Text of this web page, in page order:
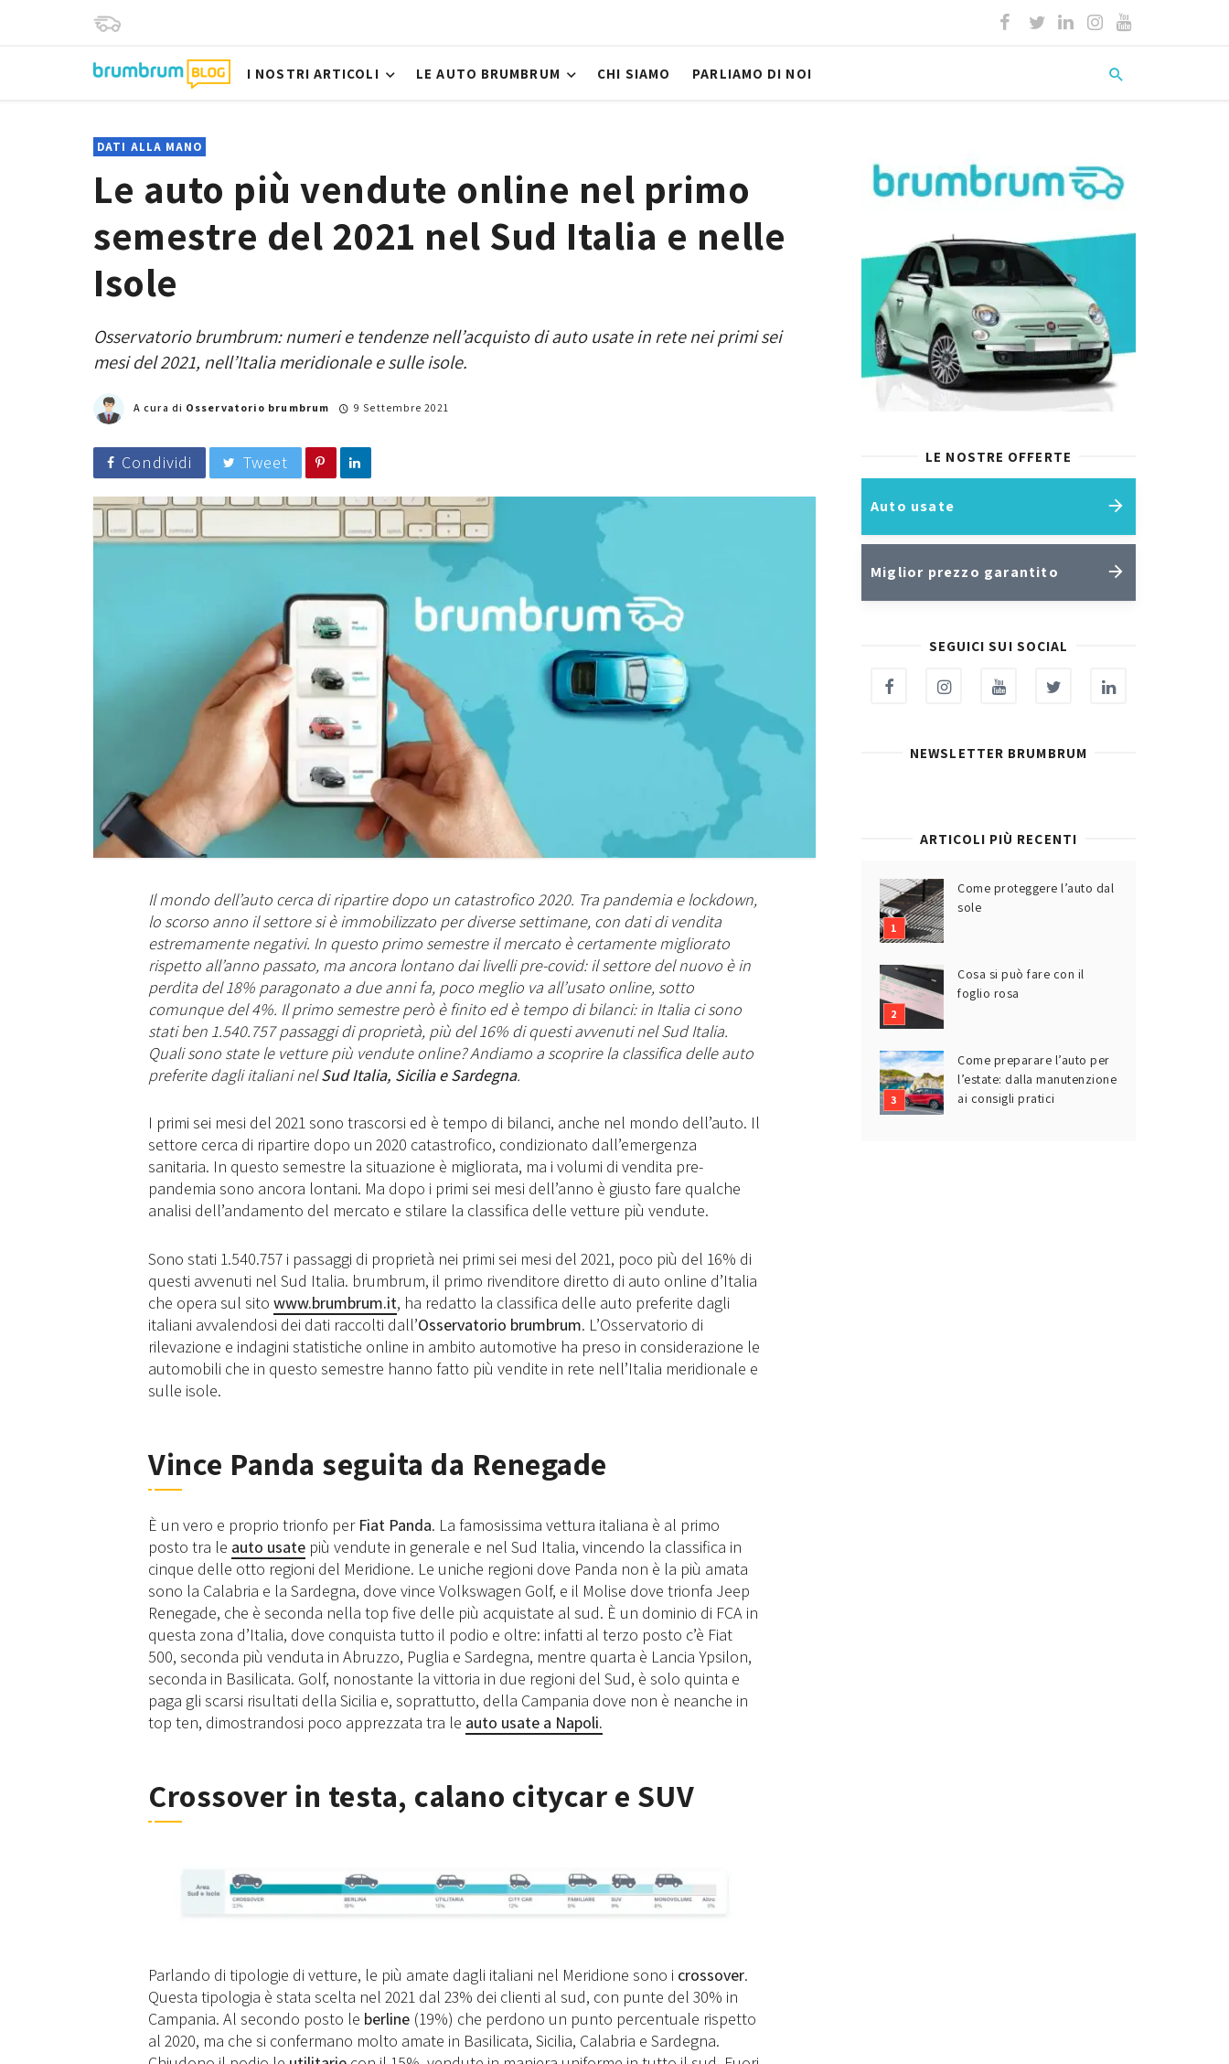
I NOSTRI ARTICOLI LE AUTO BRUMBRUM CHI SIAMO PARLIAMO DI NOI
DATI ALLA MANO
Le auto più vendute online nel primo
semestre del 2021 nel Sud Italia e nelle
Isole
Osservatorio brumbrum: numeri e tendenze nell’acquisto di auto usate in rete nei primi sei
mesi del 2021, nell’Italia meridionale e sulle isole.
A cura di Osservatorio brumbrum 9 Settembre 2021
Condividi Tweet
Il mondo dell’auto cerca di ripartire dopo un catastrofico 2020. Tra pandemia e lockdown,
lo scorso anno il settore si è immobilizzato per diverse settimane, con dati di vendita
estremamente negativi. In questo primo semestre il mercato è certamente migliorato
rispetto all’anno passato, ma ancora lontano dai livelli pre-covid: il settore del nuovo è in
perdita del 18% paragonato a due anni fa, poco meglio va all’usato online, sotto
comunque del 4%. Il primo semestre però è finito ed è tempo di bilanci: in Italia ci sono
stati ben 1.540.757 passaggi di proprietà, più del 16% di questi avvenuti nel Sud Italia.
Quali sono state le vetture più vendute online? Andiamo a scoprire la classifica delle auto
preferite dagli italiani nelSud Italia, Sicilia e Sardegna.
I primi sei mesi del 2021 sono trascorsi ed è tempo di bilanci, anche nel mondo dell’auto. Il
settore cerca di ripartire dopo un 2020 catastrofico, condizionato dall’emergenza
sanitaria. In questo semestre la situazione è migliorata, ma i volumi di vendita pre-
pandemia sono ancora lontani. Ma dopo i primi sei mesi dell’anno è giusto fare qualche
analisi dell’andamento del mercato e stilare la classifica delle vetture più vendute.
Sono stati 1.540.757 i passaggi di proprietà nei primi sei mesi del 2021, poco più del 16% di
questi avvenuti nel Sud Italia. brumbrum, il primo rivenditore diretto di auto online d’Italia
che opera sul sito www.brumbrum.it, ha redatto la classifica delle auto preferite dagli
italiani avvalendosi dei dati raccolti dall’Osservatorio brumbrum. L’Osservatorio di
rilevazione e indagini statistiche online in ambito automotive ha preso in considerazione le
automobili che in questo semestre hanno fatto più vendite in rete nell’Italia meridionale e
sulle isole.
Vince Panda seguita da Renegade
È un vero e proprio trionfo per Fiat Panda. La famosissima vettura italiana è al primo
posto tra le auto usate più vendute in generale e nel Sud Italia, vincendo la classifica in
cinque delle otto regioni del Meridione. Le uniche regioni dove Panda non è la più amata
sono la Calabria e la Sardegna, dove vince Volkswagen Golf, e il Molise dove trionfa Jeep
Renegade, che è seconda nella top five delle più acquistate al sud. È un dominio di FCA in
questa zona d’Italia, dove conquista tutto il podio e oltre: infatti al terzo posto c’è Fiat
500, seconda più venduta in Abruzzo, Puglia e Sardegna, mentre quarta è Lancia Ypsilon,
seconda in Basilicata. Golf, nonostante la vittoria in due regioni del Sud, è solo quinta e
paga gli scarsi risultati della Sicilia e, soprattutto, della Campania dove non è neanche in
top ten, dimostrandosi poco apprezzata tra le auto usate a Napoli.
Crossover in testa, calano citycar e SUV
Parlando di tipologie di vetture, le più amate dagli italiani nel Meridione sono i crossover.
Questa tipologia è stata scelta nel 2021 dal 23% dei clienti al sud, con punte del 30% in
Campania. Al secondo posto le berline (19%) che perdono un punto percentuale rispetto
al 2020, ma che si confermano molto amate in Basilicata, Sicilia, Calabria e Sardegna.
LE NOSTRE OFFERTE
Auto usate
Miglior prezzo garantito
SEGUICI SUI SOCIAL
NEWSLETTER BRUMBRUM
ARTICOLI PIÙ RECENTI
Come proteggere l’auto dal
sole
Cosa si può fare con il
foglio rosa
Come preparare l’auto per
l’estate: dalla manutenzione
ai consigli pratici